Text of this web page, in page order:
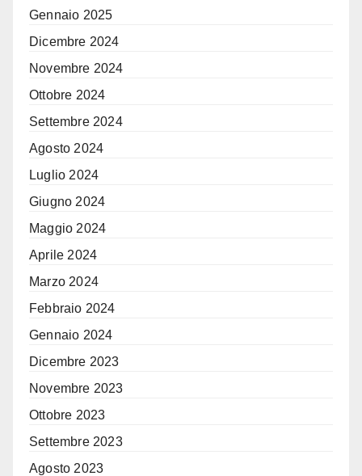
Gennaio 2025
Dicembre 2024
Novembre 2024
Ottobre 2024
Settembre 2024
Agosto 2024
Luglio 2024
Giugno 2024
Maggio 2024
Aprile 2024
Marzo 2024
Febbraio 2024
Gennaio 2024
Dicembre 2023
Novembre 2023
Ottobre 2023
Settembre 2023
Agosto 2023